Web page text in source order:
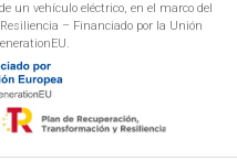
un vehículo eléctrico, en el marco del
– Financiado por la Unión